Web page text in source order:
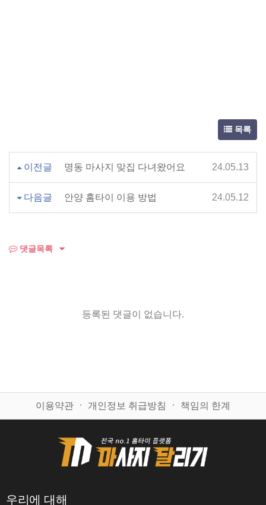
목록
이전글 명동 마사지 맞집 다녀왔어요 24.05.13
다음글 안양 홈타이 이용 방법 24.05.12
댓글목록
등록된 댓글이 없습니다.
이용약관 ㆍ 개인정보 취급방침 ㆍ 책임의 한계
우리에 대해